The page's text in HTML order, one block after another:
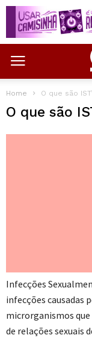
Home O que são
O que são
Infecções
infecções causadas
microrganismos
de relações sexuais